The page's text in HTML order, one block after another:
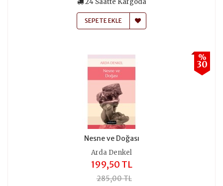
SEPETE EKLE
%
30
Nesne ve Doğası
Arda Denkel
199,50 TL
285,00 TL